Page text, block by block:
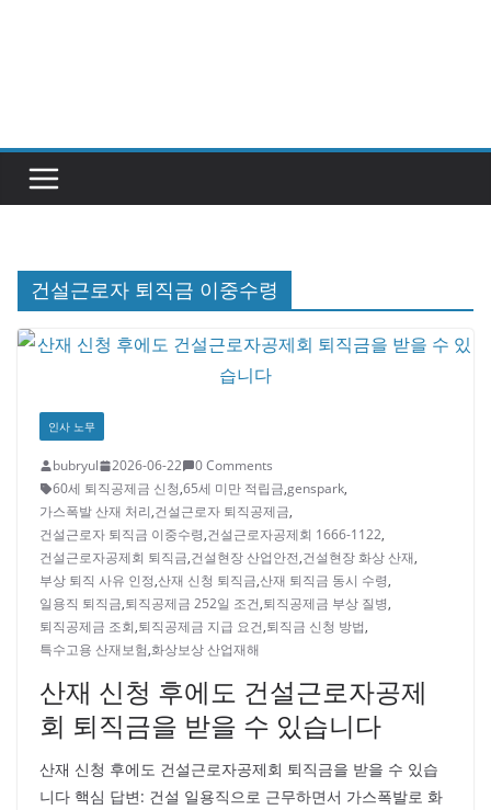
건설근로자 퇴직금 이중수령
인사 노무
bubryul 2026-06-22
0 Comments
60세 퇴직공제금 신청,65세 미만 적립금,genspark,
가스폭발 산재 처리,건설근로자 퇴직공제금,
건설근로자 퇴직금 이중수령,건설근로자공제회 1666-1122,
건설근로자공제회 퇴직금,건설현장 산업안전,건설현장 화상 산재,
부상 퇴직 사유 인정,산재 신청 퇴직금,산재 퇴직금 동시 수령,
일용직 퇴직금,퇴직공제금 252일 조건,퇴직공제금 부상 질병,
퇴직공제금 조회,퇴직공제금 지급 요건,퇴직금 신청 방법,
특수고용 산재보험,화상보상 산업재해
산재 신청 후에도 건설근로자공제
회 퇴직금을 받을 수 있습니다
산재 신청 후에도 건설근로자공제회 퇴직금을 받을 수 있습
니다 핵심 답변: 건설 일용직으로 근무하면서 가스폭발로 화